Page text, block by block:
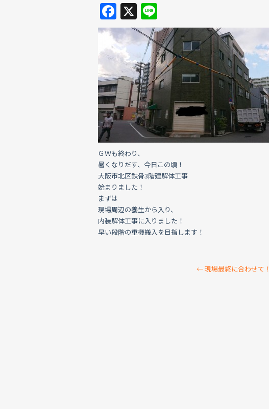
F
a
c
e
b
o
o
k
X
n
e
ＧＷも終わり、
暑くなりだす、今日この頃！
大阪市北区鉄骨3階建解体工事
始まりました！
まずは
現場周辺の養生から入り、
内装解体工事に入りました！
早い段階の重機搬入を目指します！
←現場最終に合わせて！